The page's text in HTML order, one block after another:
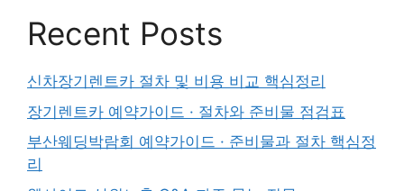
Recent Posts
신차장기렌트카 절차 및 비용 비교 핵심정리
장기렌트카 예약가이드 · 절차와 준비물 점검표
부산웨딩박람회 예약가이드 · 준비물과 절차 핵심정
리